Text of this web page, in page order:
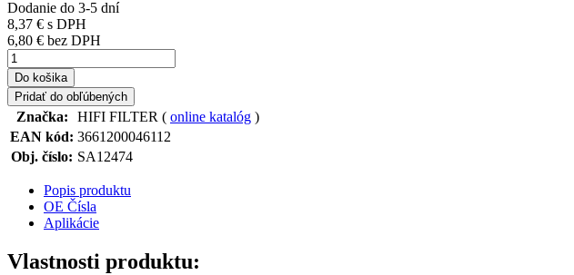
Dodanie do 3-5 dní
8,37 € s DPH
6,80 € bez DPH
Do košika
Pridať do obľúbených
Značka: HIFI FILTER ( online katalóg )
EAN kód: 3661200046112
Obj. číslo: SA12474
Popis produktu
OE Čísla
Aplikácie
Vlastnosti produktu: